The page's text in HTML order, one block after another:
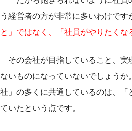
う経営者の方が非常に多いわけです
と」ではなく、「社員がやりたくな
その会社が目指していること、
ないものになっていないでしょう
社」の多くに共通しているのは、
ていたという点です。